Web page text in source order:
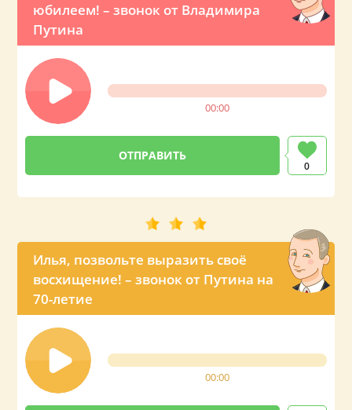
юбилеем! – звонок от Владимира
Путина
00:00
0
Илья, позвольте выразить своё
восхищение! – звонок от Путина на
70-летие
00:00